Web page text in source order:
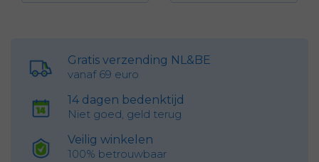
Gratis verzending NL&BE
vanaf 69 euro
14 dagen bedenktijd
Niet goed, geld terug
Veilig winkelen
100% betrouwbaar